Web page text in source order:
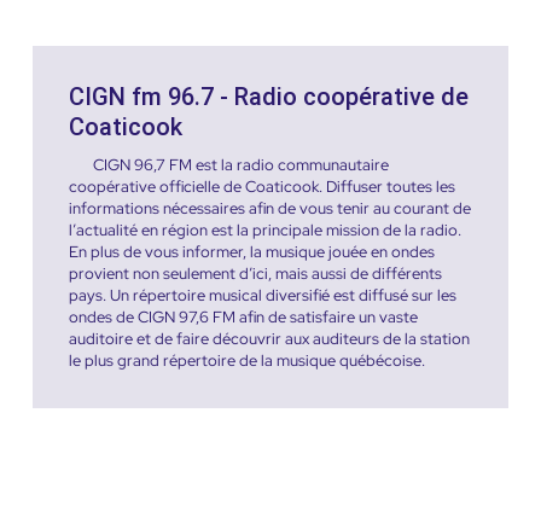
CIGN fm 96.7 - Radio coopérative de
Coaticook
CIGN 96,7 FM est la radio communautaire
coopérative officielle de Coaticook. Diffuser toutes les
informations nécessaires afin de vous tenir au courant de
l’actualité en région est la principale mission de la radio.
En plus de vous informer, la musique jouée en ondes
provient non seulement d’ici, mais aussi de différents
pays. Un répertoire musical diversifié est diffusé sur les
ondes de CIGN 97,6 FM afin de satisfaire un vaste
auditoire et de faire découvrir aux auditeurs de la station
le plus grand répertoire de la musique québécoise.